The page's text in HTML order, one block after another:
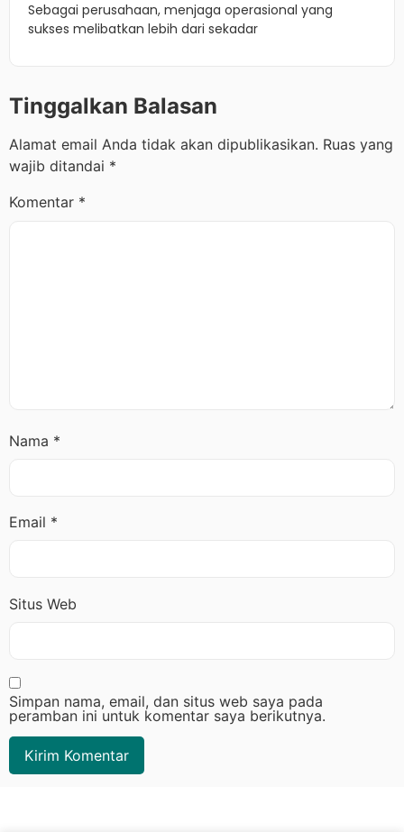
Sebagai perusahaan, menjaga operasional yang
sukses melibatkan lebih dari sekadar
Tinggalkan Balasan
Alamat email Anda tidak akan dipublikasikan. Ruas yang
wajib ditandai *
Komentar *
Nama *
Email *
Situs Web
Simpan nama, email, dan situs web saya pada
peramban ini untuk komentar saya berikutnya.